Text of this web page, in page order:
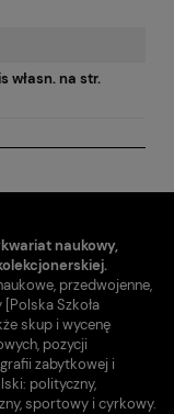
własn. na str.
naukowy,
przedwojenne,
Szkoła
skup i wycenę
pozycji
zabytkowej i
polityczny,
sportowy i cyrkowy.